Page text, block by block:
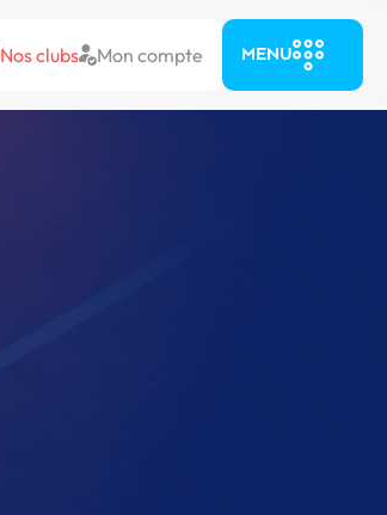
Nos clubs Mon compte MENU